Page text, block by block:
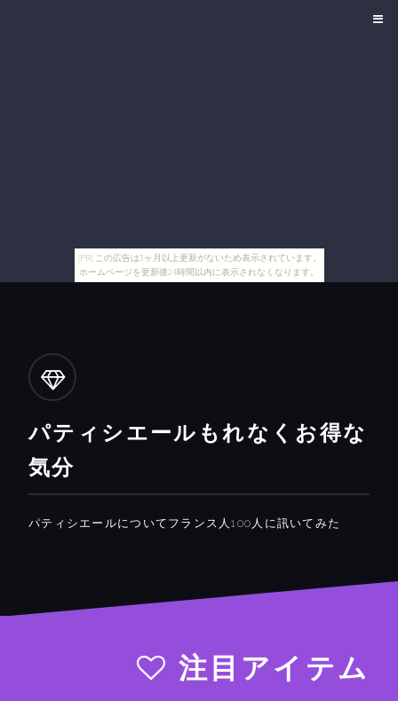
[PR] この広告は3ヶ月以上更新がないため表示されています。
ホームページを更新後24時間以内に表示されなくなります。
パティシエールもれなくお得な
気分
パティシエールについてフランス人100人に訊いてみた
注目アイテム